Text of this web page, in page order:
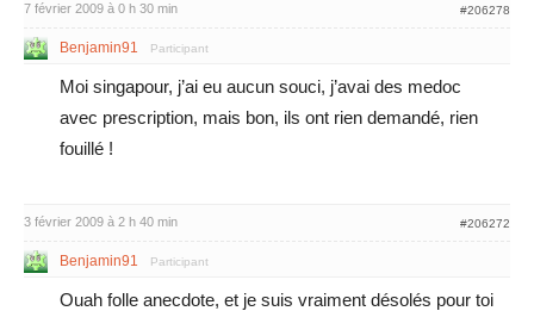
7 février 2009 à 0 h 30 min #206278
Benjamin91 Participant
Moi singapour, j’ai eu aucun souci, j’avai des medoc
avec prescription, mais bon, ils ont rien demandé, rien
fouillé !
3 février 2009 à 2 h 40 min #206272
Benjamin91 Participant
Ouah folle anecdote, et je suis vraiment désolés pour toi